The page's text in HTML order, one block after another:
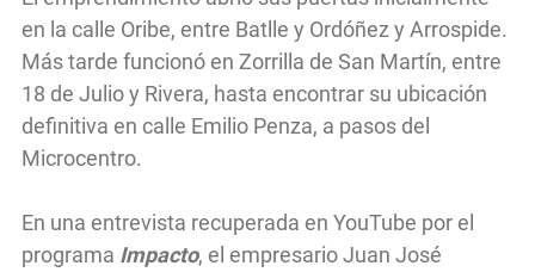
en la calle Oribe, entre Batlle y Ordóñez y Arrospide.
Más tarde funcionó en Zorrilla de San Martín, entre
18 de Julio y Rivera, hasta encontrar su ubicación
definitiva en calle Emilio Penza, a pasos del
Microcentro.
En una entrevista recuperada en YouTube por el
programa Impacto, el empresario Juan José